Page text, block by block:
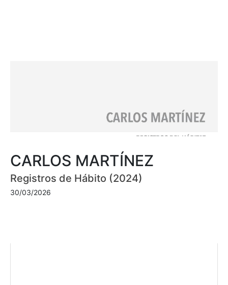
CARLOS MARTÍNEZ
Registros de Hábito (2024)
30/03/2026